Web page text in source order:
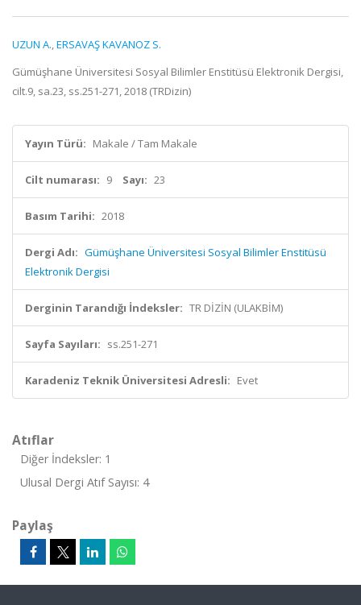
UZUN A.,ERSAVAŞ KAVANOZ S.
Gümüşhane Üniversitesi Sosyal Bilimler Enstitüsü Elektronik Dergisi,
cilt.9, sa.23, ss.251-271, 2018 (TRDizin)
Yayın Türü: Makale / Tam Makale
Cilt numarası: 9 Sayı: 23
Basım Tarihi: 2018
Dergi Adı: Gümüşhane Üniversitesi Sosyal Bilimler Enstitüsü
Elektronik Dergisi
Derginin Tarandığı İndeksler: TR DİZİN (ULAKBİM)
Sayfa Sayıları: ss.251-271
Karadeniz Teknik Üniversitesi Adresli: Evet
Atıflar
Diğer İndeksler: 1
Ulusal Dergi Atıf Sayısı: 4
Paylaş